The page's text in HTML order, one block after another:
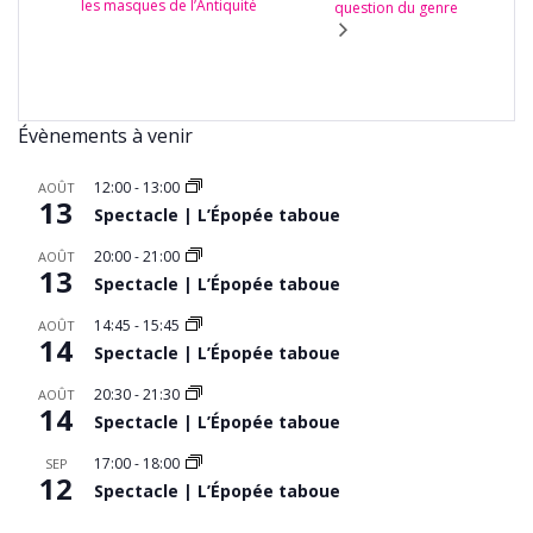
les masques de l’Antiquité
question du genre
Évènements à venir
AOÛT
13
12:00- 13:00
Spectacle | L’Épopée taboue
AOÛT
13
20:00-21:00
Spectacle | L’Épopée taboue
AOÛT
14
14:45 - 15:45
Spectacle | L’Épopée taboue
AOÛT
14
20:30-21:30
Spectacle | L’Épopée taboue
SEP
12
17:00- 18:00
Spectacle | L’Épopée taboue